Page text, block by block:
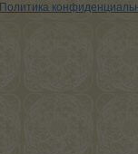
Политика